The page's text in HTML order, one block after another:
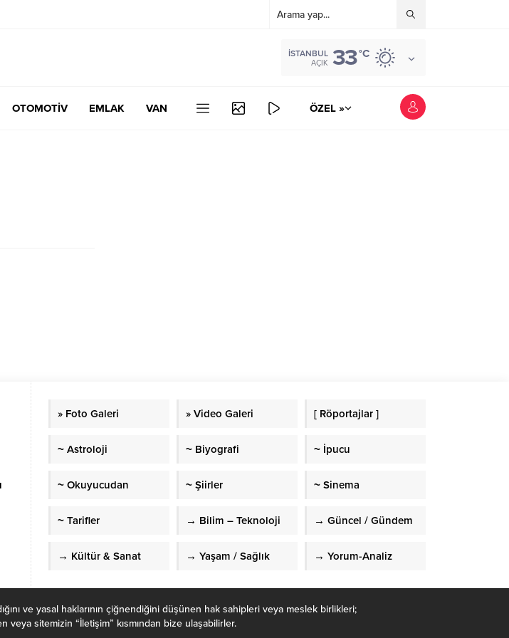
İSTANBUL
AÇIK 33°C
OTOMOTİV EMLAK VAN ÖZEL »
» Foto Galeri » Video Galeri [ Röportajlar ]
~ Astroloji ~ Biyografi ~ İpucu
~ Okuyucudan ~ Şiirler ~ Sinema
~ Tarifler → Bilim – Teknoloji → Güncel / Gündem
→ Kültür & Sanat → Yaşam / Sağlık → Yorum-Analiz
ve yasal haklarının çiğnendiğini düşünen hak sahipleri veya meslek birlikleri;
veya sitemizin “İletişim” kısmından bize ulaşabilirler.